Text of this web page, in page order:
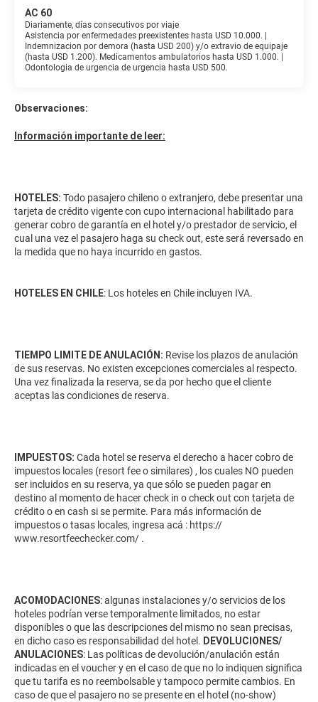
AC 60
Diariamente, días consecutivos por viaje
Asistencia por enfermedades preexistentes hasta USD 10.000. |
Indemnizacion por demora (hasta USD 200) y/o extravio de equipaje
(hasta USD 1.200). Medicamentos ambulatorios hasta USD 1.000. |
Odontologia de urgencia de urgencia hasta USD 500.
Observaciones:
Información importante de leer:
HOTELES: Todo pasajero chileno o extranjero, debe presentar una
tarjeta de crédito vigente con cupo internacional habilitado para
generar cobro de garantía en el hotel y/o prestador de servicio, el
cual una vez el pasajero haga su check out, este será reversado en
la medida que no haya incurrido en gastos.
HOTELES EN CHILE: Los hoteles en Chile incluyen IVA.
TIEMPO LIMITE DE ANULACIÓN: Revise los plazos de anulación
de sus reservas. No existen excepciones comerciales al respecto.
Una vez finalizada la reserva, se da por hecho que el cliente
aceptas las condiciones de reserva.
IMPUESTOS: Cada hotel se reserva el derecho a hacer cobro de
impuestos locales (resort fee o similares) , los cuales NO pueden
ser incluidos en su reserva, ya que sólo se pueden pagar en
destino al momento de hacer check in o check out con tarjeta de
crédito o en cash si se permite. Para más información de
impuestos o tasas locales, ingresa acá : https://
www.resortfeechecker.com/ .
ACOMODACIONES: algunas instalaciones y/o servicios de los
hoteles podrían verse temporalmente limitados, no estar
disponibles o que las descripciones del mismo no sean precisas,
en dicho caso es responsabilidad del hotel. DEVOLUCIONES/
ANULACIONES: Las políticas de devolución/anulación están
indicadas en el voucher y en el caso de que no lo indiquen significa
que tu tarifa es no reembolsable y tampoco permite cambios. En
caso de que el pasajero no se presente en el hotel (no-show)